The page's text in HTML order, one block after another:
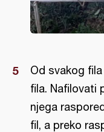
Od svakog
fila. Nafilovati
njega
fil, a preko